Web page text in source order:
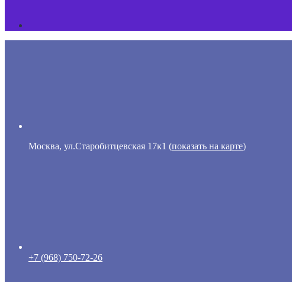
Москва, ул.Старобитцевская 17к1 (показать на карте)
+7 (968) 750-72-26